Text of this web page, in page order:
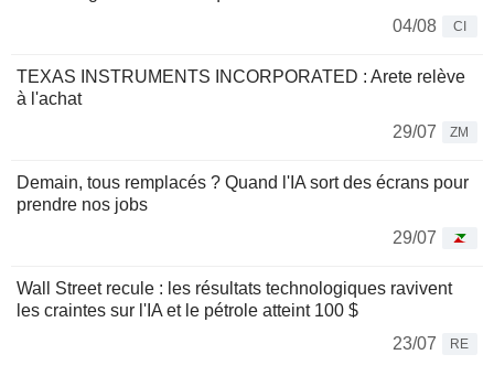
04/08
CI
TEXAS INSTRUMENTS INCORPORATED : Arete relève
à l'achat
29/07
ZM
Demain, tous remplacés ? Quand l'IA sort des écrans pour
prendre nos jobs
29/07
Wall Street recule : les résultats technologiques ravivent
les craintes sur l'IA et le pétrole atteint 100 $
23/07
RE